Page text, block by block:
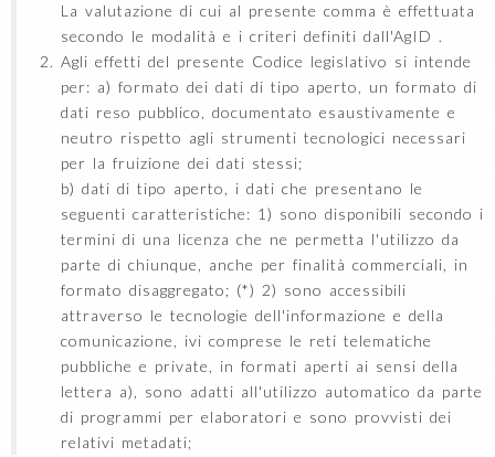
La valutazione di cui al presente comma è effettuata
secondo le modalità e i criteri definiti dall'AgID .
Agli effetti del presente Codice legislativo si intende
per: a) formato dei dati di tipo aperto, un formato di
dati reso pubblico, documentato esaustivamente e
neutro rispetto agli strumenti tecnologici necessari
per la fruizione dei dati stessi;
b) dati di tipo aperto, i dati che presentano le
seguenti caratteristiche: 1) sono disponibili secondo i
termini di una licenza che ne permetta l'utilizzo da
parte di chiunque, anche per finalità commerciali, in
formato disaggregato; (*) 2) sono accessibili
attraverso le tecnologie dell'informazione e della
comunicazione, ivi comprese le reti telematiche
pubbliche e private, in formati aperti ai sensi della
lettera a), sono adatti all'utilizzo automatico da parte
di programmi per elaboratori e sono provvisti dei
relativi metadati;